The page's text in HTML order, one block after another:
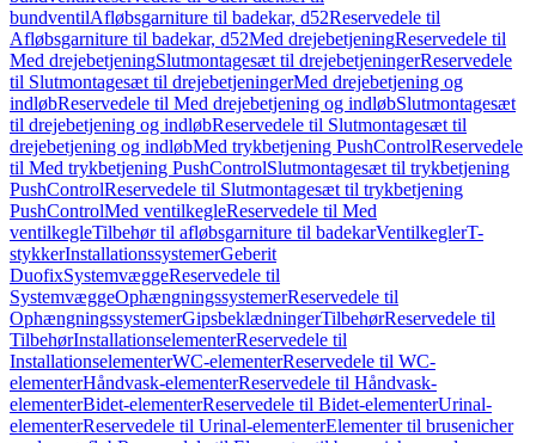
bundventilAfløbsgarniture til badekar, d52Reservedele til
Afløbsgarniture til badekar, d52Med drejebetjeningReservedele til
Med drejebetjeningSlutmontagesæt til drejebetjeningerReservedele
til Slutmontagesæt til drejebetjeningerMed drejebetjening og
indløbReservedele til Med drejebetjening og indløbSlutmontagesæt
til drejebetjening og indløbReservedele til Slutmontagesæt til
drejebetjening og indløbMed trykbetjening PushControlReservedele
til Med trykbetjening PushControlSlutmontagesæt til trykbetjening
PushControlReservedele til Slutmontagesæt til trykbetjening
PushControlMed ventilkegleReservedele til Med
ventilkegleTilbehør til afløbsgarniture til badekarVentilkeglerT-
stykkerInstallationssystemerGeberit
DuofixSystemvæggeReservedele til
SystemvæggeOphængningssystemerReservedele til
OphængningssystemerGipsbeklædningerTilbehørReservedele til
TilbehørInstallationselementerReservedele til
InstallationselementerWC-elementerReservedele til WC-
elementerHåndvask-elementerReservedele til Håndvask-
elementerBidet-elementerReservedele til Bidet-elementerUrinal-
elementerReservedele til Urinal-elementerElementer til brusenicher